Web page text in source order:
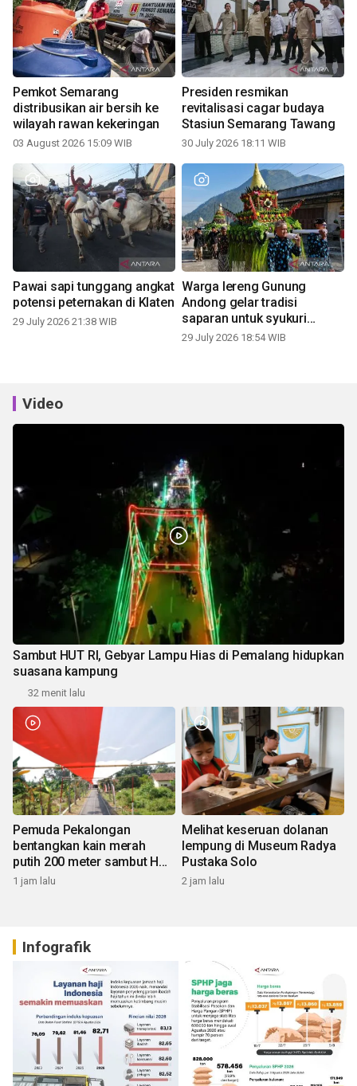
Pemkot Semarang
distribusikan air bersih ke
wilayah rawan kekeringan
03 August 2026 15:09 WIB
Presiden resmikan
revitalisasi cagar budaya
Stasiun Semarang Tawang
30 July 2026 18:11 WIB
Pawai sapi tunggang angkat
potensi peternakan di Klaten
29 July 2026 21:38 WIB
Warga lereng Gunung
Andong gelar tradisi
saparan untuk syukuri
panen
29 July 2026 18:54 WIB
Video
Sambut HUT RI, Gebyar Lampu Hias di Pemalang hidupkan
suasana kampung
32 menit lalu
Pemuda Pekalongan
bentangkan kain merah
putih 200 meter sambut HUT
RI
1 jam lalu
Melihat keseruan dolanan
lempung di Museum Radya
Pustaka Solo
2 jam lalu
Infografik